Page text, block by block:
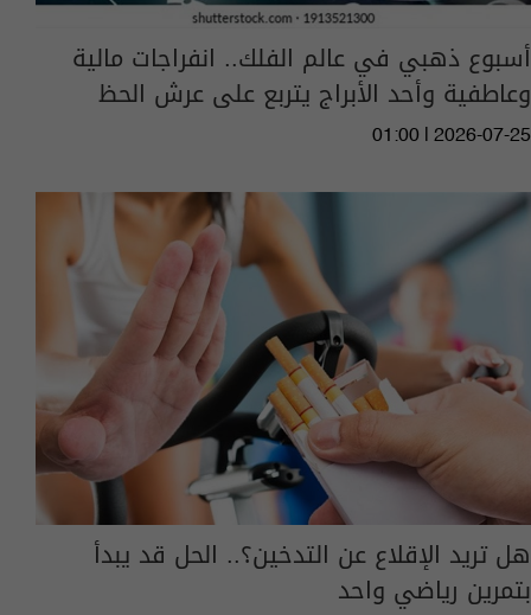
أسبوع ذهبي في عالم الفلك.. انفراجات مالية
وعاطفية وأحد الأبراج يتربع على عرش الحظ
01:00 | 2026-07-25
هل تريد الإقلاع عن التدخين؟.. الحل قد يبدأ
بتمرين رياضي واحد